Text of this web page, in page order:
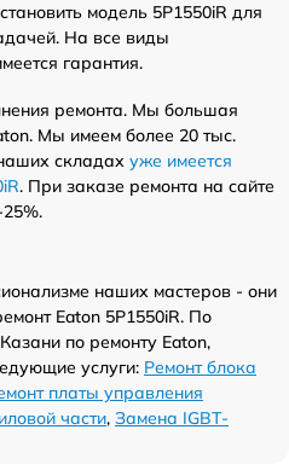
модель 5P1550iR для
На все виды
гарантия.
ремонта. Мы большая
Мы имеем более 20 тыс.
складах уже имеется
. При заказе ремонта на сайте
наших мастеров - они
Eaton 5P1550iR. По
по ремонту Eaton,
услуги: Ремонт блока
платы управления
части, Замена IGBT-